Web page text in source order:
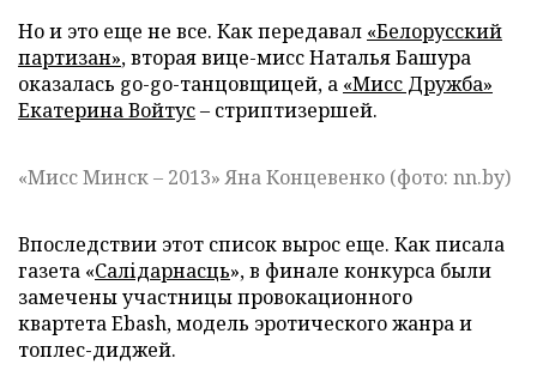
Но и это еще не все. Как передавал «Белорусский
партизан», вторая вице-мисс Наталья Башура
оказалась go-go-танцовщицей, а «Мисс Дружба»
Екатерина Войтус– стриптизершей.
«Мисс Минск– 2013» Яна Концевенко (фото: nn.by)
Впоследствии этот список вырос еще. Как писала
газета «Салідарнасць», в финале конкурса были
замечены участницы провокационного
квартетаEbash, модель эротического жанра и
топлес-диджей.